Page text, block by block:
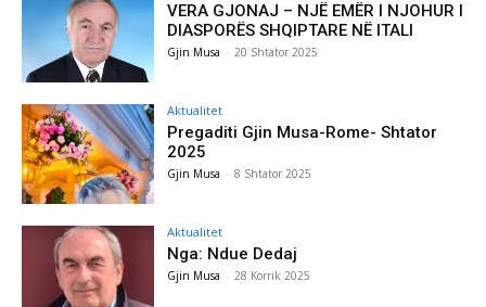
VERA GJONAJ – NJË EMËR I NJOHUR I
DIASPORËS SHQIPTARE NË ITALI
Gjin Musa - 20 Shtator 2025
Aktualitet
Pregaditi Gjin Musa-Rome- Shtator
2025
Gjin Musa - 8 Shtator 2025
Aktualitet
Nga: Ndue Dedaj
Gjin Musa - 28 Korrik 2025